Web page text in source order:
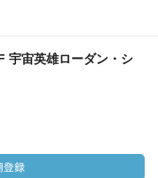
宇宙英雄ローダン・シ